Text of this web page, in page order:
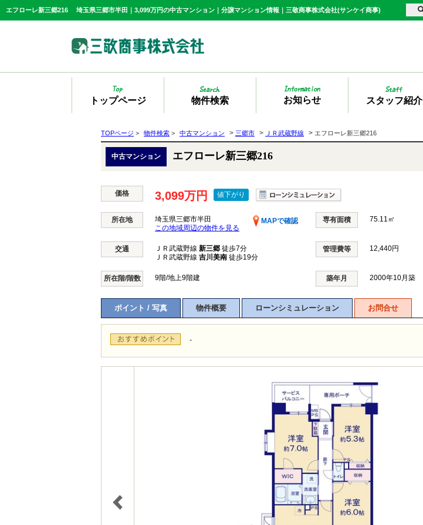
エフローレ新三郷216 埼玉県三郷市半田｜3,099万円の中古マンション｜分譲マンション情報｜三敬商事株式会社(サンケイ商事)
トップページ 物件検索 お知らせ スタッフ紹介
TOPページ > 物件検索 > 中古マンション > 三郷市 > ＪＲ武蔵野線 > エフローレ新三郷216
中古マンション エフローレ新三郷216
価格 3,099万円 値下がり
所在地 埼玉県三郷市半田
MAPで確認
この地域周辺の物件を見る
専有面積 75.11㎡
交通 ＪＲ武蔵野線 新三郷 徒歩7分
ＪＲ武蔵野線 吉川美南 徒歩19分
管理費等 12,440円
所在階/階数 9階/地上9階建 築年月 2000年10月築
ポイント / 写真 物件概要 ローンシミュレーション お問合せ
-